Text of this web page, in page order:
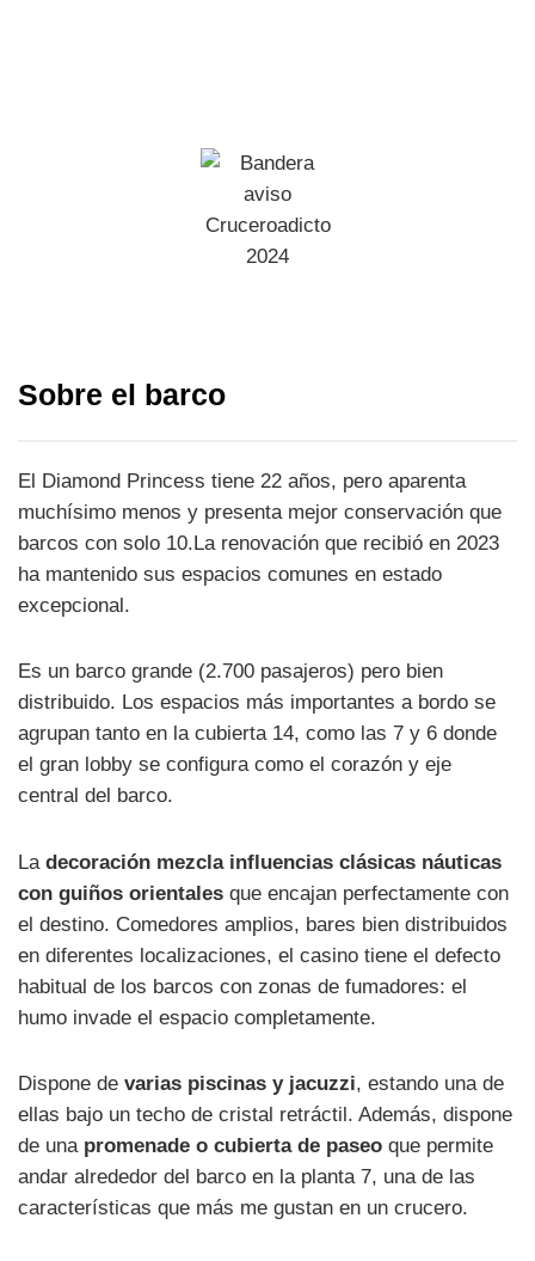
Sobre el barco
El Diamond Princess tiene 22 años, pero aparenta
muchísimo menos y presenta mejor conservación que
barcos con solo 10.La renovación que recibió en 2023
ha mantenido sus espacios comunes en estado
excepcional.
Es un barco grande (2.700 pasajeros) pero bien
distribuido. Los espacios más importantes a bordo se
agrupan tanto en la cubierta 14, como las 7 y 6 donde
el gran lobby se configura como el corazón y eje
central del barco.
La decoración mezcla influencias clásicas náuticas
con guiños orientales que encajan perfectamente con
el destino. Comedores amplios, bares bien distribuidos
en diferentes localizaciones, el casino tiene el defecto
habitual de los barcos con zonas de fumadores: el
humo invade el espacio completamente.
Dispone de varias piscinas y jacuzzi, estando una de
ellas bajo un techo de cristal retráctil. Además, dispone
de unapromenade o cubierta de paseo que permite
andar alrededor del barco en la planta 7, una de las
características que más me gustan en un crucero.